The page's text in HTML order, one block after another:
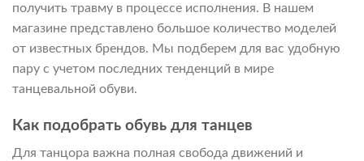
получить травму в процессе исполнения. В нашем
магазине представлено большое количество моделей
от известных брендов. Мы подберем для вас удобную
пару с учетом последних тенденций в мире
танцевальной обуви.
Как подобрать обувь для танцев
Для танцора важна полная свобода движений и